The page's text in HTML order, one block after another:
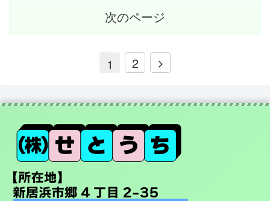
次のページ
1 2